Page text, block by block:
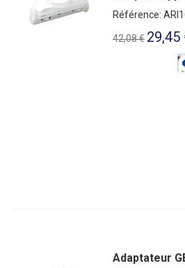
Référence:
42,08 € 29,45
Adaptateur